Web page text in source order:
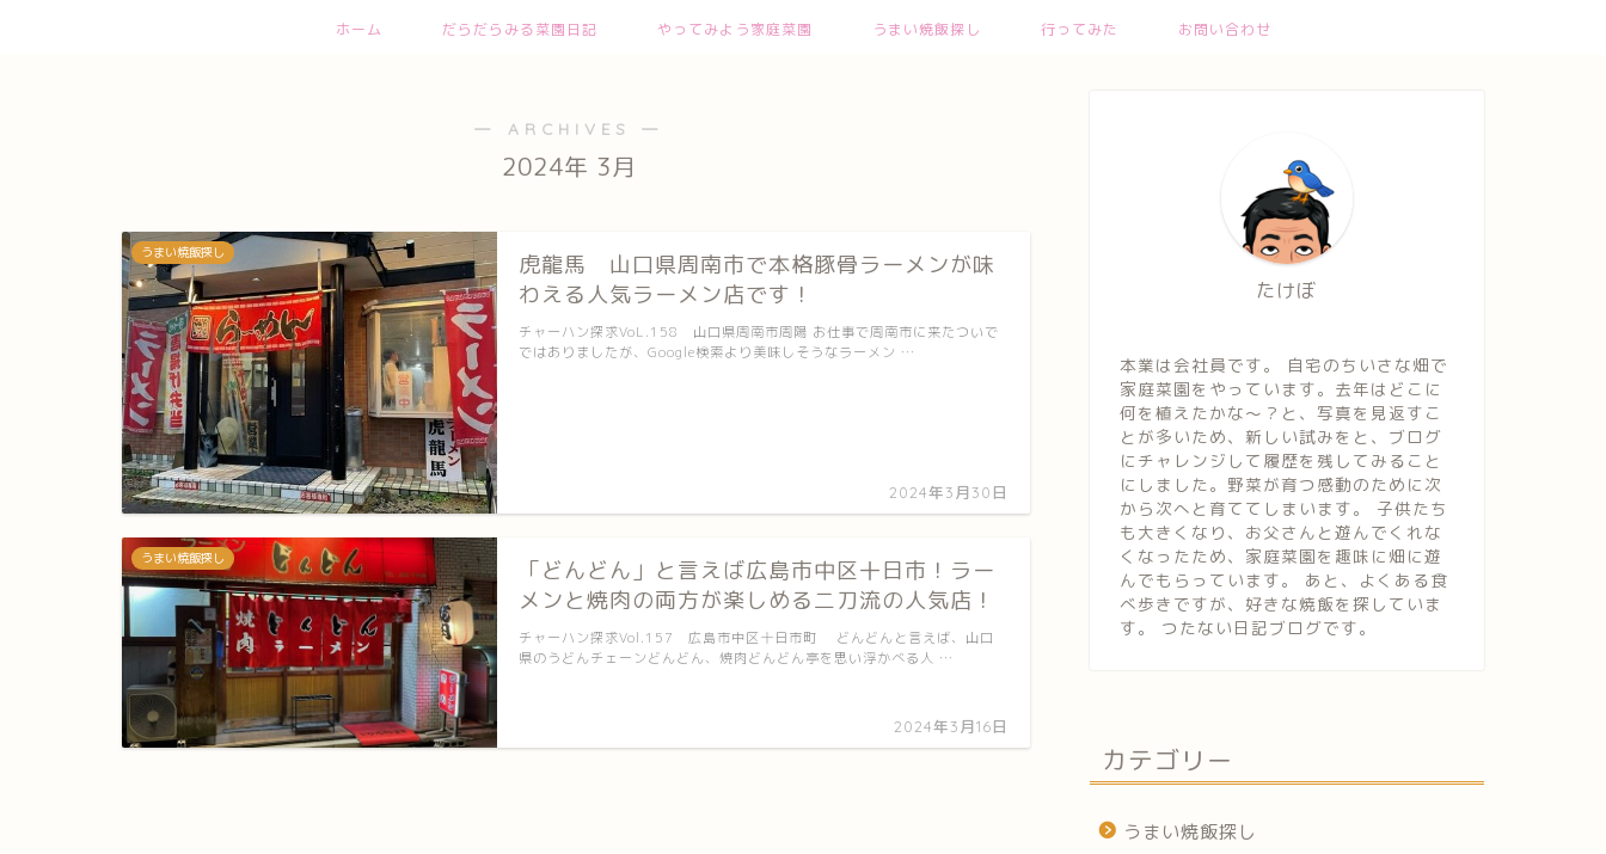
ホーム だらだらみる菜園日記 やってみよう家庭菜園 うまい焼飯探し 行ってみた お問い合わせ
― ARCHIVES ―
2024年 3月
うまい焼飯探し
虎龍馬 山口県周南市で本格豚骨ラーメンが味
わえる人気ラーメン店です！
2024年3月30日
チャーハン探求VoL.158 山口県周南市周陽 お仕事で周南市に来たついで
ではありましたが、Google検索より美味しそうなラーメン …
うまい焼飯探し
「どんどん」と言えば広島市中区十日市！ラー
メンと焼肉の両方が楽しめる二刀流の人気店！
2024年3月16日
チャーハン探求Vol.157 広島市中区十日市町 どんどんと言えば、山口
県のうどんチェーンどんどん、焼肉どんどん亭を思い浮かべる人 …
たけぼ
本業は会社員です。 自宅のちいさな畑で
家庭菜園をやっています。去年はどこに
何を植えたかな～？と、写真を見返すこ
とが多いため、新しい試みをと、ブログ
にチャレンジして履歴を残してみること
にしました。野菜が育つ感動のために次
から次へと育ててしまいます。 子供たち
も大きくなり、お父さんと遊んでくれな
くなったため、家庭菜園を趣味に畑に遊
んでもらっています。 あと、よくある食
べ歩きですが、好きな焼飯を探していま
す。 つたない日記ブログです。
カテゴリー
うまい焼飯探し